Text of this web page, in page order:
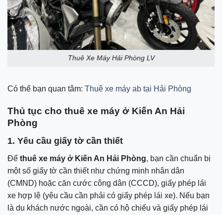
Thuê Xe Máy Hải Phòng LV
Có thể bạn quan tâm: Thuê xe máy ab tại Hải Phòng
Thủ tục cho thuê xe máy ở Kiến An Hải
Phòng
1. Yêu cầu giấy tờ cần thiết
Để thuê xe máy ở Kiến An Hải Phòng, bạn cần chuẩn bị
một số giấy tờ cần thiết như chứng minh nhân dân
(CMND) hoặc căn cước công dân (CCCD), giấy phép lái
xe hợp lệ (yêu cầu cần phải có giấy phép lái xe). Nếu bạn
là du khách nước ngoài, cần có hộ chiếu và giấy phép lái